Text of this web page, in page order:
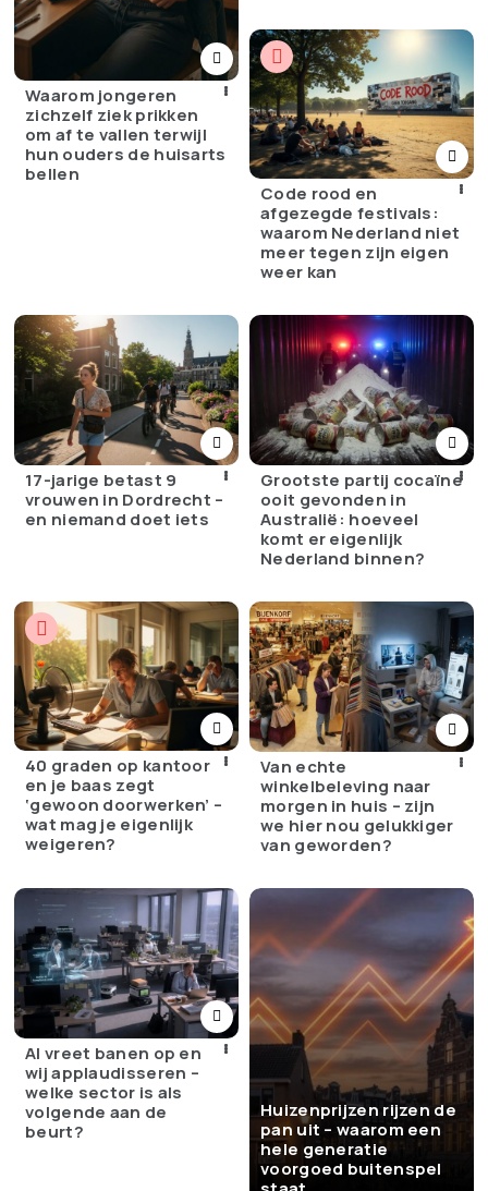
Waarom jongeren
zichzelf ziek prikken
om af te vallen terwijl
hun ouders de huisarts
bellen
Code rood en
afgezegde festivals:
waarom Nederland niet
meer tegen zijn eigen
weer kan
17-jarige betast 9
vrouwen in Dordrecht –
en niemand doet iets
Grootste partij cocaïne
ooit gevonden in
Australië: hoeveel
komt er eigenlijk
Nederland binnen?
40 graden op kantoor
en je baas zegt
‘gewoon doorwerken’ –
wat mag je eigenlijk
weigeren?
Van echte
winkelbeleving naar
morgen in huis – zijn
we hier nou gelukkiger
van geworden?
AI vreet banen op en
wij applaudisseren –
welke sector is als
volgende aan de
beurt?
Huizenprijzen rijzen de
pan uit – waarom een
hele generatie
voorgoed buitenspel